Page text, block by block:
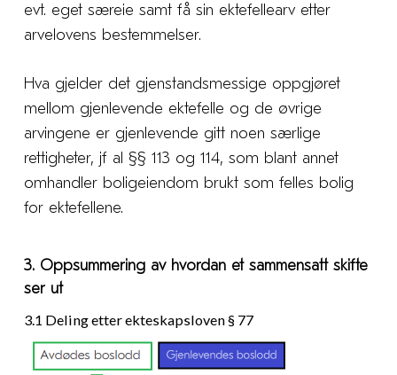
evt. eget særeie samt få sin ektefellearv etter
arvelovens bestemmelser.
Hva gjelder det gjenstandsmessige oppgjøret
mellom gjenlevende ektefelle og de øvrige
arvingene er gjenlevende gitt noen særlige
rettigheter, jf al §§ 113 og 114, som blant annet
omhandler boligeiendom brukt som felles bolig
for ektefellene.
3. Oppsummering av hvordan et sammensatt skifte
ser ut
3.1 Deling etter ekteskapsloven § 77